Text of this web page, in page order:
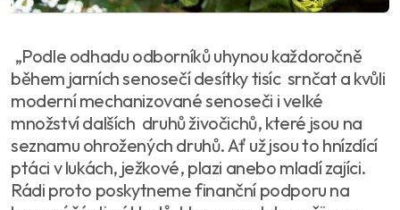
„Podle odhadu odborníků uhynou každoročně
během jarních senosečí desítky tisíc srnčat a kvůli
moderní mechanizované senoseči i velké
množství dalších druhů živočichů, které jsou na
seznamu ohrožených druhů. Ať už jsou to hnízdící
ptáci v lukách, ježkové, plazi anebo mladí zajíci.
Rádi proto poskytneme finanční podporu na